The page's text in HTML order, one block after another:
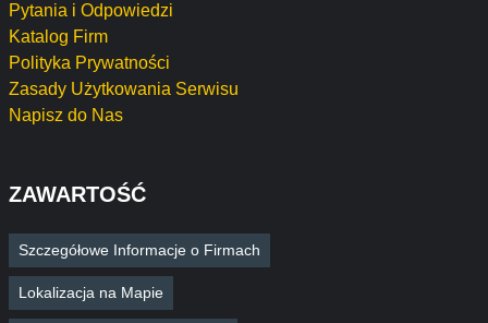
Pytania i Odpowiedzi
Katalog Firm
Polityka Prywatności
Zasady Użytkowania Serwisu
Napisz do Nas
ZAWARTOŚĆ
Szczegółowe Informacje o Firmach
Lokalizacja na Mapie